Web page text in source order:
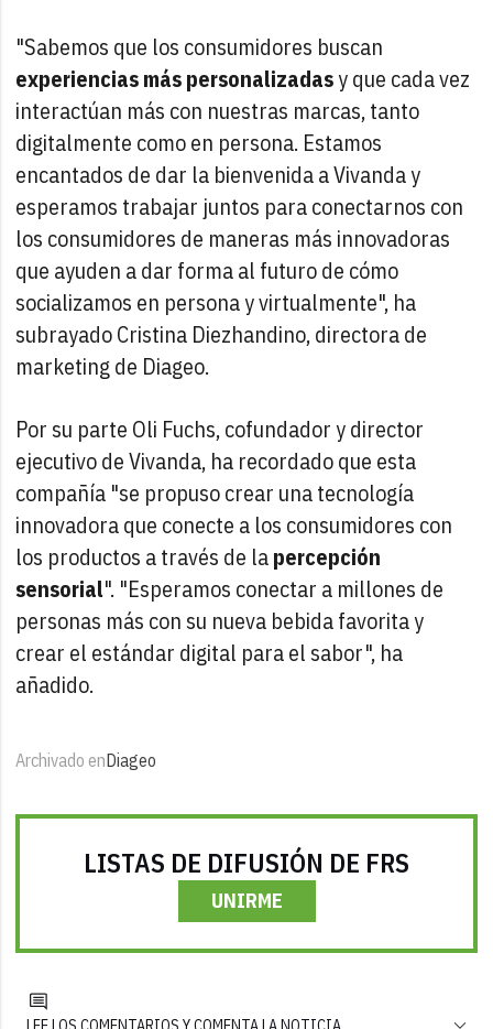
"Sabemos que los consumidores buscan
experiencias más personalizadasy que cada vez
interactúan más con nuestras marcas, tanto
digitalmente como en persona. Estamos
encantados de dar la bienvenida a Vivanda y
esperamos trabajar juntos para conectarnos con
los consumidores de maneras más innovadoras
que ayuden a dar forma al futuro de cómo
socializamos en persona y virtualmente", ha
subrayado Cristina Diezhandino, directora de
marketing de Diageo.
Por su parte Oli Fuchs, cofundador y director
ejecutivo de Vivanda, ha recordado que esta
compañía "se propuso crear una tecnología
innovadora que conecte a los consumidores con
los productos a través de lapercepción
sensorial". "Esperamos conectar a millones de
personas más con su nueva bebida favorita y
crear el estándar digital para el sabor", ha
añadido.
Archivado enDiageo
LISTAS DE DIFUSIÓN DE FRS
UNIRME